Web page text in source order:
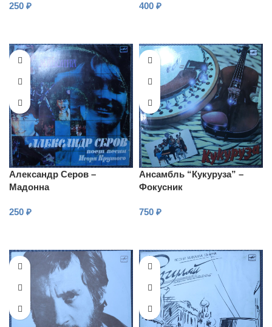
250 ₽ 400 ₽
Александр Серов –
Мадонна
250 ₽
Ансамбль “Кукуруза” –
Фокусник
750 ₽